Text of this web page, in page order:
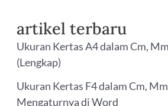
artikel terbaru
Ukuran Kertas A4 dalam Cm,
(Lengkap)
Ukuran Kertas F4 dalam Cm,
Mengaturnya di Word